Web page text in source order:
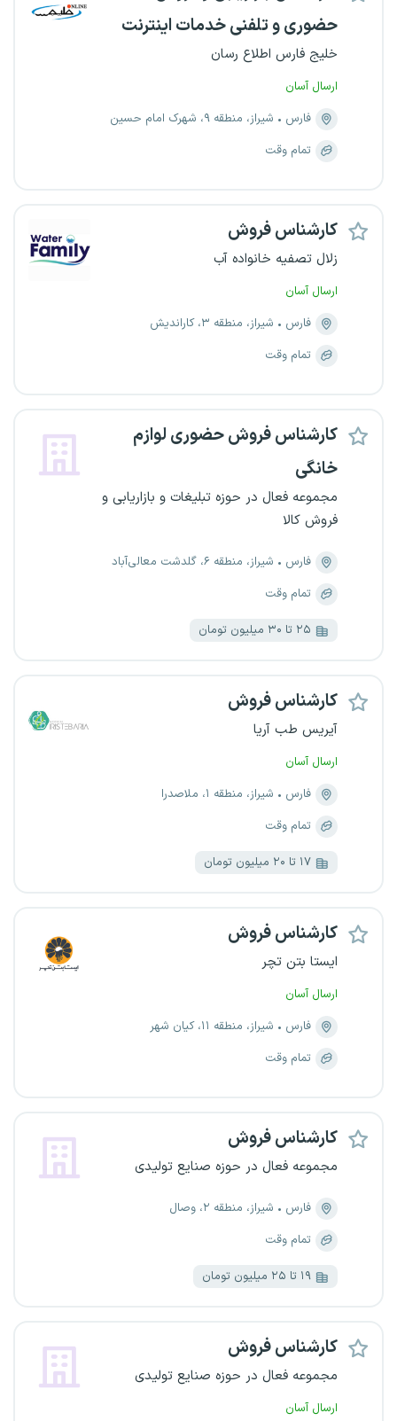
حضوری و تلفنی خدمات اینترنت
خلیج فارس اطلاع رسان
ارسال آسان
فارس
شیراز، منطقه ۹، شهرک امام حسین
تمام وقت
کارشناس فروش
زلال تصفیه خانواده آب
ارسال آسان
فارس
شیراز، منطقه ۳، کاراندیش
تمام وقت
کارشناس فروش حضوری لوازم
خانگی
مجموعه فعال در حوزه تبلیغات و بازاریابی و
فروش کالا
فارس
شیراز، منطقه ۶، گلدشت معالی‌آباد
تمام وقت
۲۵ تا ۳۰ میلیون تومان
کارشناس فروش
آیریس طب آریا
ارسال آسان
فارس
شیراز، منطقه ۱، ملاصدرا
تمام وقت
۱۷ تا ۲۰ میلیون تومان
کارشناس فروش
ایستا بتن تچر
ارسال آسان
فارس
شیراز، منطقه ۱۱، کیان شهر
تمام وقت
کارشناس فروش
مجموعه فعال در حوزه صنایع تولیدی
فارس
شیراز، منطقه ۲، وصال
تمام وقت
۱۹ تا ۲۵ میلیون تومان
کارشناس فروش
مجموعه فعال در حوزه صنایع تولیدی
ارسال آسان